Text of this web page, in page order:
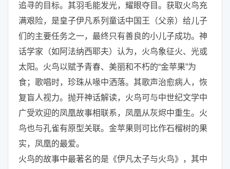
追寻的目标。其羽毛能发光，耀眼夺目。获取火鸟充
满艰险，是皇子伊凡系列童话中国王（父亲）给儿子
们的主要任务之一，最终只有善良的小儿子成功。神
话学家（如阿法纳西耶夫）认为，火鸟象征火、光或
太阳。火鸟以赋予青春、美丽和不朽的“金苹果”为
食；歌唱时，珍珠从喙中洒落。其歌声治愈病人，恢
复盲人视力。抛开神话解读，火鸟可与中世纪文学中
广受欢迎的凤凰故事相联系，凤凰从灰烬中重生。火
鸟也与孔雀有原型关联。金苹果则可比作石榴树的果
实，凤凰的最爱。
火鸟的故事中最著名的是《伊凡太子与火鸟》，其中